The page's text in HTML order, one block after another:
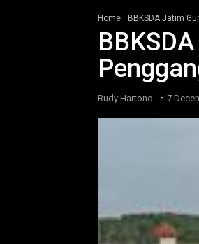
Home BBKSDA Jatim
Rudy Hartono - 7